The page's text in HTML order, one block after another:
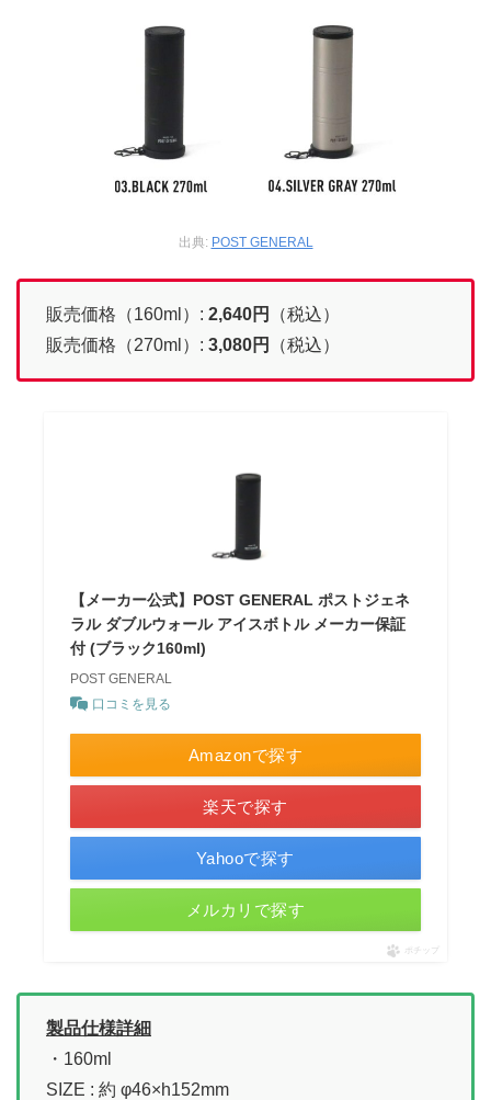
出典: POST GENERAL
販売価格（160ml）: 2,640円
（税込）
販売価格（270ml）: 3,080円 （税込）
【メーカー公式】POST GENERAL ポストジェネ
ラル ダブルウォール アイスボトル メーカー保証
付 (ブラック160ml)
POST GENERAL
口コミを見る
Amazonで探す
楽天で探す
Yahooで探す
メルカリで探す
ポチップ
製品仕様詳細
・160ml
SIZE : 約 φ46×h152mm